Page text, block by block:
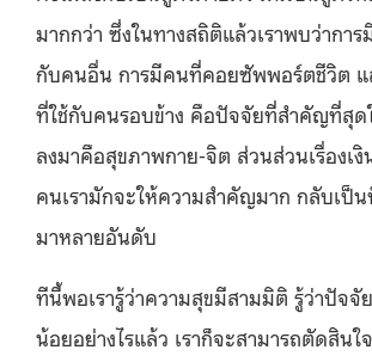
มากกว่า ซึ่งในทางสถิติแล้วเราพบว่าก
กับคนอื่น การมีคนที่คอยซัพพอร์ตชีวิต แ
ที่ใช้กับคนรอบข้าง คือปัจจัยที่สำคัญที่สุด
ลงมาคือสุขภาพกาย-จิต ส่วนส่วนเรื่องเงิ
คนเรามักจะให้ความสําคัญมาก กลับเป็
มาหลายอันดับ
ทีนี้พอเรารู้ว่าความสุขมีสามมิติ รู้ว่าปัจจั
น้อยอย่างไรแล้ว เราก็จะสามารถตัดสินใ